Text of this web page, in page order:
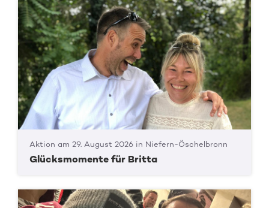
Aktion am 29. August 2026 in Niefern-Öschelbronn
Glücksmomente für Britta